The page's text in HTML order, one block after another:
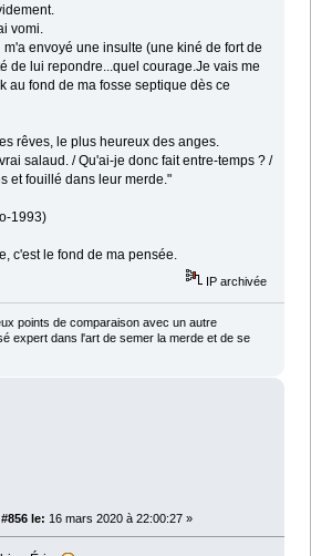
vomi.
envoyé une insulte (une kiné de fort de
de lui repondre...quel courage.Je vais me
au fond de ma fosse septique dès ce
rêves, le plus heureux des anges.
salaud. / Qu'ai-je donc fait entre-temps ? /
et fouillé dans leur merde."
1993)
c'est le fond de ma pensée.
IP archivée
points de comparaison avec un autre
expert dans l'art de semer la merde et de se
le: 16 mars 2020 à 22:00:27 »